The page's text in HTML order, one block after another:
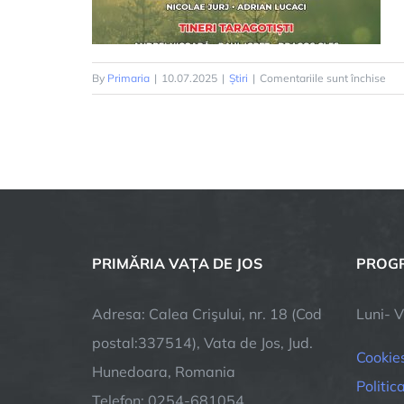
By Primaria | 10.07.2025 | Știri | Comentariile sunt închise
PRIMĂRIA VAȚA DE JOS
Adresa: Calea Crişului, nr. 18 (Cod
postal:337514), Vata de Jos, Jud.
Hunedoara, Romania
Telefon: 0254-681054
Luni-